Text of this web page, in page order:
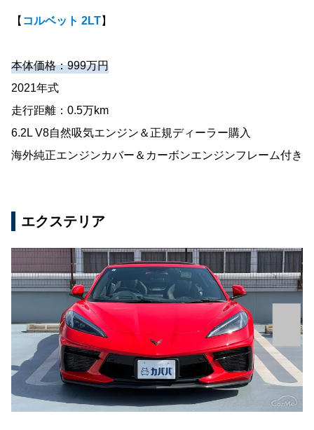
【 コルベット 2LT】
本体価格：999万円
2021年式
走行距離：0.5万km
6.2L V8自然吸気エンジン＆正規ディーラー購入
海外純正エンジンカバー＆カーボンエンジンフレーム付き
エクステリア